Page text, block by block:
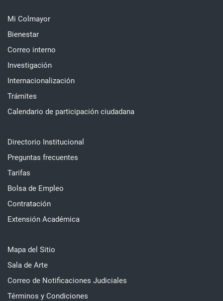
Mi Colmayor
Bienestar
Correo interno
Investigación
Internacionalización
Trámites
Calendario de participación ciudadana
Directorio Institucional
Preguntas frecuentes
Tarifas
Bolsa de Empleo
Contratación
Extensión Académica
Mapa del Sitio
Sala de Arte
Correo de Notificaciones Judiciales
Términos y Condiciones